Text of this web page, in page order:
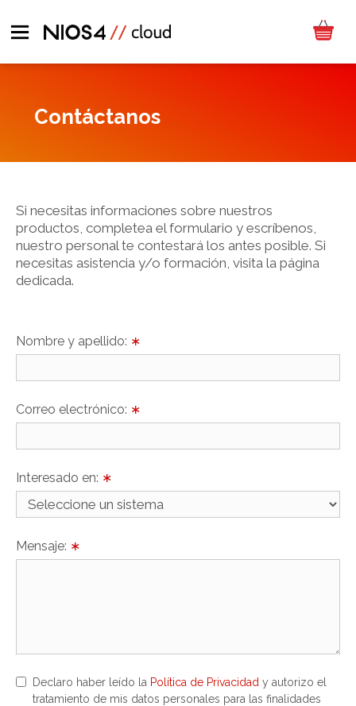
Contáctanos
Si necesitas informaciones sobre nuestros
productos, completea el formulario y escríbenos,
nuestro personal te contestará los antes posible. Si
necesitas asistencia y/o formación, visita la página
dedicada.
Nombre y apellido: ∗
Correo electrónico: ∗
Interesado en: ∗
Mensaje: ∗
Declaro haber leído la Política de Privacidad y autorizo el
tratamiento de mis datos personales para las finalidades